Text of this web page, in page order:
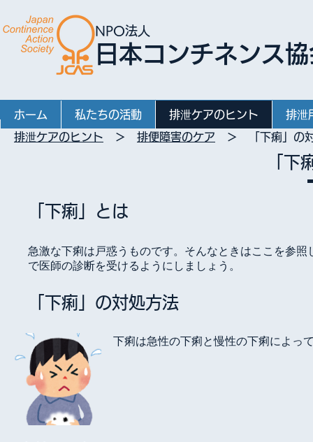
NPO法人
日本コンチネンス
ホーム 私たちの活動 排泄ケアのヒント
排泄
排泄ケアのヒント ＞ 排便障害のケア ＞ 「下痢」の
「下
「下痢」とは
急激な下痢は戸惑うものです。そんなときはここを参
で医師の診断を受けるようにしましょう。
「下痢」の対処方法
下痢は急性の下痢と慢性の下痢によっ